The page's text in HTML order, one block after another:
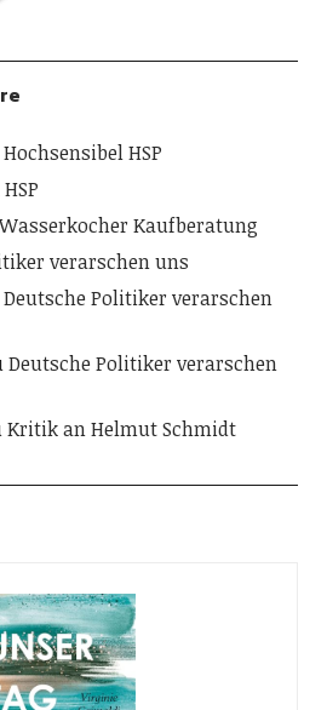
Hochsensibel HSP
Kaufberatung
verarschen uns
Deutsche Politiker verarschen
Deutsche Politiker verarschen
Kritik an Helmut Schmidt